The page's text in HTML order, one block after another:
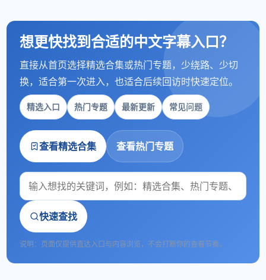
想更快找到合适的中文字幕入口？
直接从首页选择精选合集或热门专题，少绕路、少切
换，适合第一次进入，也适合后续回访时快速定位。
精选入口 热门专题 最新更新 常见问题
查看精选合集 查看热门专题
快速查找
说明：页面仅提供直达入口与内容浏览，不会打断你的查看节奏。